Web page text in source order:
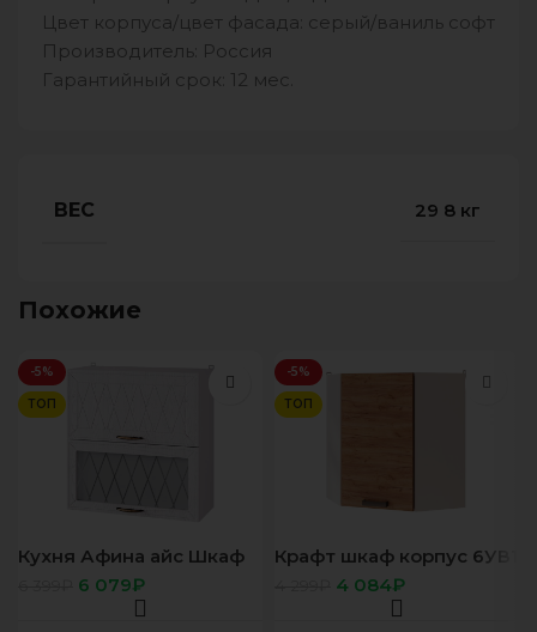
Цвет корпуса/цвет фасада: серый/ваниль софт
Производитель: Россия
Гарантийный срок: 12 мес.
ВЕС 29 8 кг
Похожие
-5%
ТОП
Кухня Афина айс Шкаф
7В3 корп белый, фасад
7В3 Афина айс
6 079₽
-5%
ТОП
Крафт шкаф корпус 6УВ1
фасад 6УВ1
4 084₽